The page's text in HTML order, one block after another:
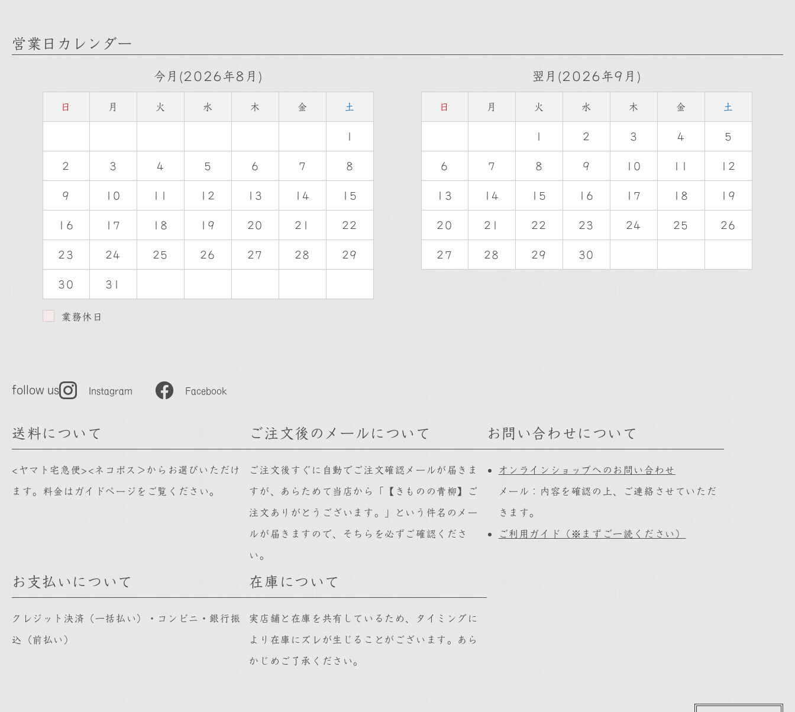
営業日カレンダー
今月(2026年8月)
日 月 火 水 木 金 土
1
2 3 4 5 6 7 8
9 10 11 12 13 14 15
16 17 18 19 20 21 22
23 24 25 26 27 28 29
30 31
翌月(2026年9月)
日 月 火 水 木 金 土
1 2 3 4 5
6 7 8 9 10 11 12
13 14 15 16 17 18 19
20 21 22 23 24 25 26
27 28 29 30
業務休日
follow us Instagram Facebook
送料について
<ヤマト宅急便><ネコポス＞からお選びいただけ
ます。料金は ガイドページ をご覧ください。
ご注文後のメールについて
ご注文後すぐに自動でご注文確認メールが届きま
すが、あらためて当店から「【きものの青柳】ご
注文ありがとうございます。」という件名のメー
ルが届きますので、そちらを必ずご確認くださ
い。
お問い合わせについて
オンラインショップへのお問い合わせ
メール：内容を確認の上、ご連絡させていただ
きます。
ご利用ガイド（※まずご一読ください）
お支払いについて
クレジット決済（一括払い）・コンビニ・銀行振
込（前払い）
在庫について
実店舗と在庫を共有しているため、タイミングに
より在庫にズレが生じることがございます。あら
かじめご了承ください。